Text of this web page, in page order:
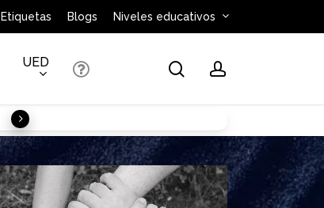
Etiquetas Blogs Niveles educativos
UED searchaccount